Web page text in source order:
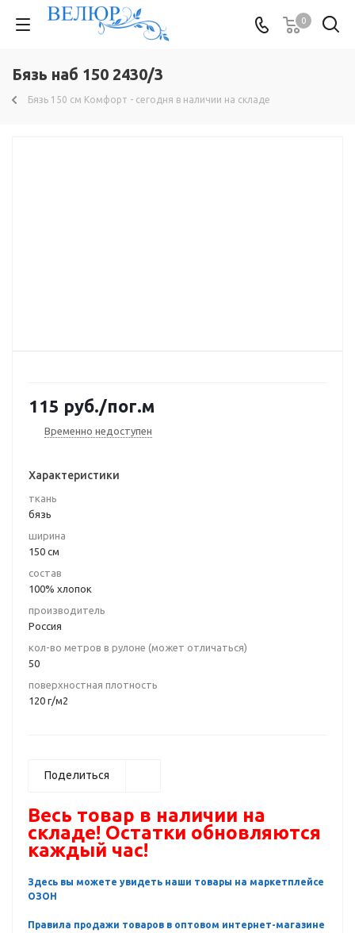
0
Бязь наб 150 2430/3
Бязь 150 см Комфорт - сегодня в наличии на складе
115 руб./пог.м
Временно недоступен
Характеристики
ткань
бязь
ширина
150 см
состав
100% хлопок
производитель
Россия
кол-во метров в рулоне (может отличаться)
50
поверхностная плотность
120 г/м2
Поделиться
Весь товар в наличии на
складе! Остатки обновляются
каждый час!
Здесь вы можете увидеть наши товары на маркетплейсе
ОЗОН
Правила продажи товаров в оптовом интернет-магазине